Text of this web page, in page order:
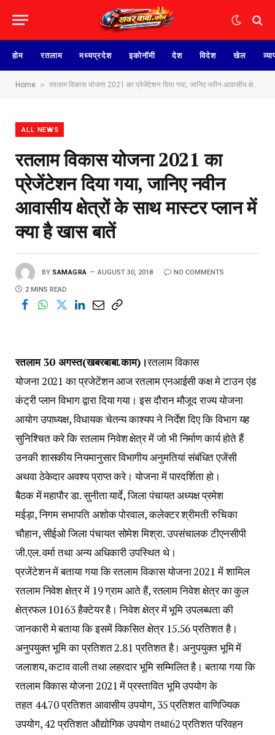
होम रतलाम मध्यप्रदेश इकोनॉमी देश विदेश खेल
Home » रतलाम विकास योजना 2021 का प्रेजेंटेशन दिया गया, जानिए नवीन आवासीय क्षेत्रों के साथ मास्टर प्लान में क्या है खास बातें
ALL NEWS
रतलाम विकास योजना 2021 का
प्रेजेंटेशन दिया गया, जानिए नवीन
आवासीय क्षेत्रों के साथ मास्टर प्लान में
क्या है खास बातें
BY SAMAGRA AUGUST 30, 2018 NO COMMENTS
2 MINS READ
रतलाम 30 अगस्त(खबरबाबा.काम)।रतलाम विकास
योजना 2021 का प्रजेटेंशन आज रतलाम एनआईसी कक्ष मे टाउन एंड
कंट्री प्लान विभाग द्वारा दिया गया। इस दौरान मौजूद राज्य योजना
आयोग उपाध्यक्ष, विधायक चेतन्य काश्यप ने निर्देश दिए कि विभाग यह
सुनिश्चित करे कि रतलाम निवेश क्षेत्र में जो भी निर्माण कार्य होते हैं
उनकी शासकीय नियमानुसार विभागीय अनुमतियां संबंधित एजेंसी
अथवा ठेकेदार अवश्य प्राप्त करे। योजना में पारदर्शिता हो।
बैठक में महापौर डा. सुनीता यार्दे, जिला पंचायत अध्यक्ष प्रमेश
मईड़ा, निगम सभापति अशोक पोरवाल, कलेक्टर श्रीमती रुचिका
चौहान, सीईओ जिला पंचायत सोमेश मिश्रा. उपसंचालक टीएनसीपी
जी.एल. वर्मा तथा अन्य अधिकारी उपस्थित थे।
प्रजेंटेशन में बताया गया कि रतलाम विकास योजना 2021 में शामिल
रतलाम निवेश क्षेत्र में 19 ग्राम आते हैं, रतलाम निवेश क्षेत्र का कुल
क्षेत्रफल 10163 हैक्टेयर है। निवेश क्षेत्र में भूमि उपलब्धता की
जानकारी मे बताया कि इसमें विकसित क्षेत्र 15.56 प्रतिशत है।
अनुपयुक्त भूमि का प्रतिशत 2.81 प्रतिशत है। अनुपयुक्त भूमि में
जलाशय, कटाव वाली तथा लहरदार भूमि सम्मिलित है। बताया गया कि
रतलाम विकास योजना 2021 में प्रस्तावित भूमि उपयोग के
तहत 44.70 प्रतिशत आवासीय उपयोग, 35 प्रतिशत वाणिज्यिक
उपयोग, 42 प्रतिशत औद्योगिक उपयोग तथा62 प्रतिशत परिवहन